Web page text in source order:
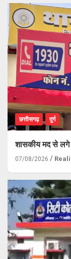
छत्तीसगढ़ दुर्ग
शासकीय मद से लगे
07/08/2026